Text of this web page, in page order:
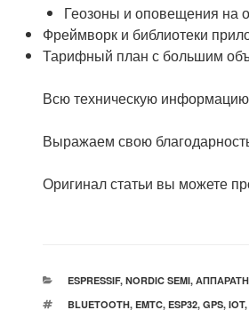
Геозоны и оповещения на
Фреймворк и библиотеки
Тарифный план с большим
Всю техническую
Выражаем свою
Оригинал статьи вы можете
РУБРИКИ
ESPRESSIF, NORDIC SEMI,
МЕТКИ
BLUETOOTH, EMTC, ESP32, GPS, IOT,